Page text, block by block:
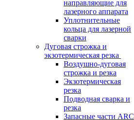
направляющие для
лазерного аппарата
Уплотнительные
кольца для лазерной
сварки
Дуговая строжка и
экзотермическая резка
Воздушно-дуговая
строжка и резка
Экзотермическая
резка
Подводная сварка и
резка
Запасные части ARC